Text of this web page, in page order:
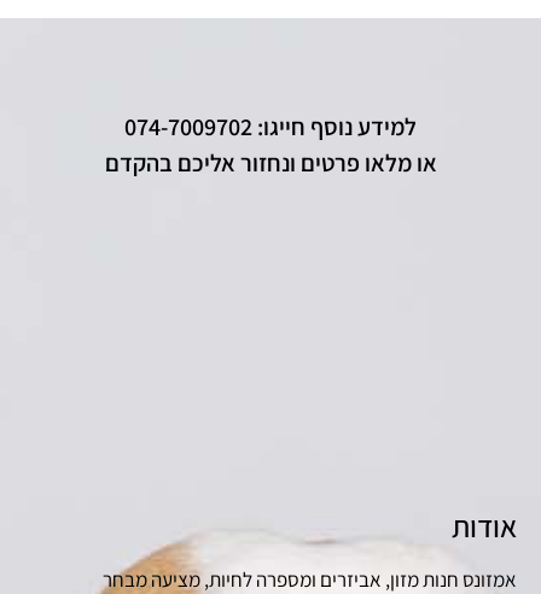
למידע נוסף חייגו: 074-7009702
או מלאו פרטים ונחזור אליכם בהקדם
אודות
אמזונס חנות מזון, אביזרים ומספרה לחיות, מציעה מבחר